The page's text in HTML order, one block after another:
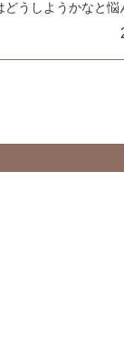
うしようかなと悩